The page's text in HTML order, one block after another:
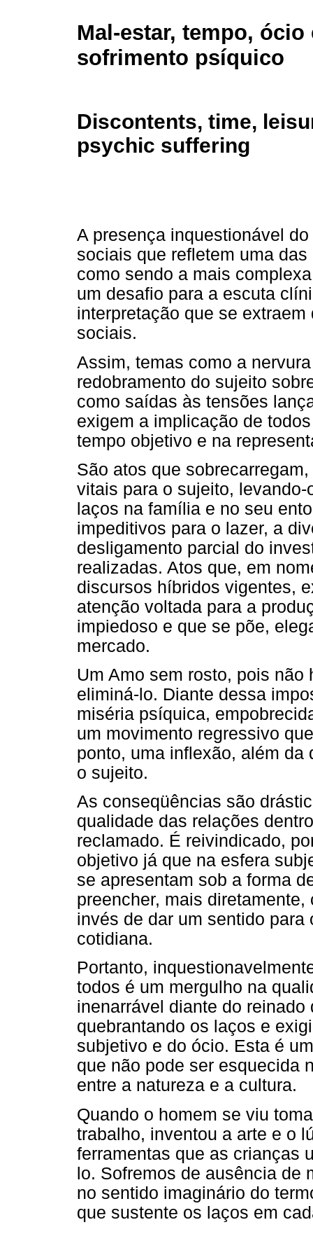
Mal-estar, tempo, ócio
sofrimento psíquico
Discontents, time,
psychic suffering
A presença inquestionável
sociais que refletem uma
como sendo a mais
um desafio para a escuta
interpretação que se
sociais.
Assim, temas como a
redobramento do sujeito
como saídas às tensões
exigem a implicação de
tempo objetivo e na
São atos que
vitais para o sujeito,
laços na família e no seu
impeditivos para o lazer, a
desligamento parcial do
realizadas. Atos que, em
discursos híbridos vigentes,
atenção voltada para a
impiedoso e que se põe,
mercado.
Um Amo sem rosto, pois
eliminá-lo. Diante dessa
miséria psíquica,
um movimento regressivo
ponto, uma inflexão, além
o sujeito.
As conseqüências são
qualidade das relações
reclamado. É reivindicado,
objetivo já que na esfera
se apresentam sob a forma
preencher, mais
invés de dar um sentido
cotidiana.
Portanto,
todos é um mergulho na
inenarrável diante do
quebrantando os laços e
subjetivo e do ócio. Esta é
que não pode ser esquecida
entre a natureza e a cultura.
Quando o homem se viu
trabalho, inventou a arte e o
ferramentas que as crianças
lo. Sofremos de ausência de
no sentido imaginário do
que sustente os laços em